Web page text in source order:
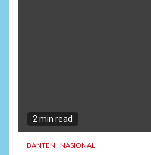
2 min read
BANTEN NASIONAL